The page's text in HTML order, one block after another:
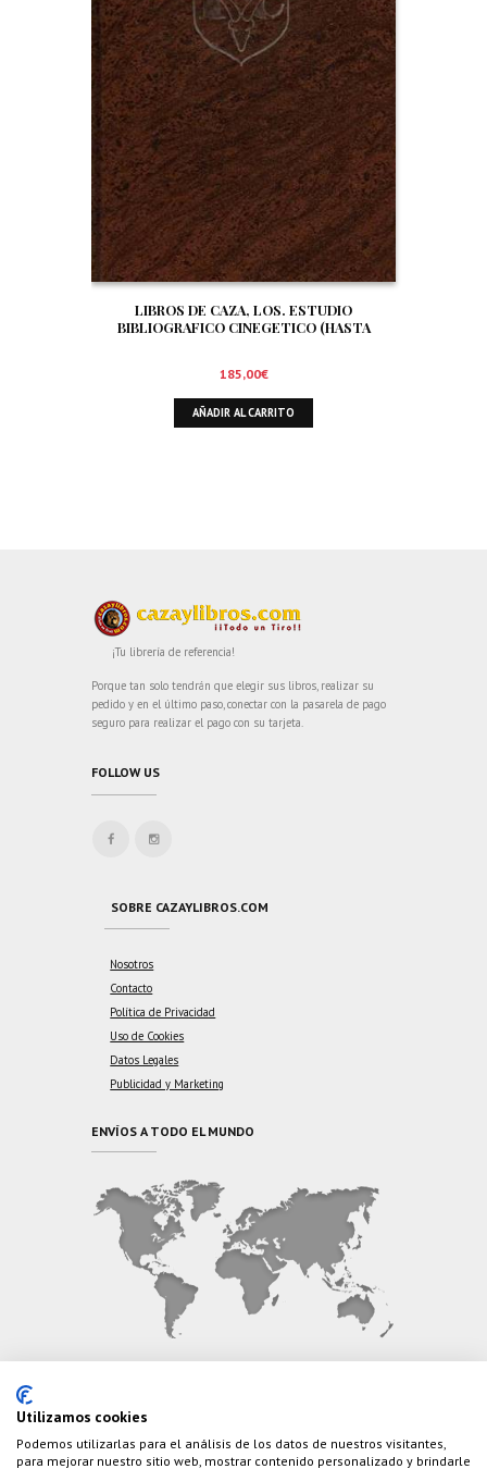
LIBROS DE CAZA, LOS. ESTUDIO
BIBLIOGRAFICO CINEGETICO (HASTA
185,00€
AÑADIR AL CARRITO
¡Tu librería de referencia!
Porque tan solo tendrán que elegir sus libros, realizar su
pedido y en el último paso, conectar con la pasarela de pago
seguro para realizar el pago con su tarjeta.
FOLLOW US
SOBRE CAZAYLIBROS.COM
Nosotros
Contacto
Política de Privacidad
Uso de Cookies
Datos Legales
Publicidad y Marketing
ENVÍOS A TODO EL MUNDO
Teléfono: (+34) 626 495 499
Utilizamos cookies
Podemos utilizarlas para el análisis de los datos de nuestros visitantes,
para mejorar nuestro sitio web, mostrar contenido personalizado y brindarle